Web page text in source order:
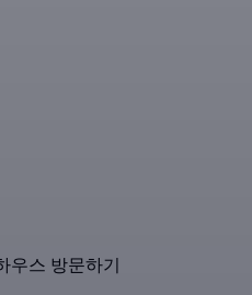
우스 방문하기